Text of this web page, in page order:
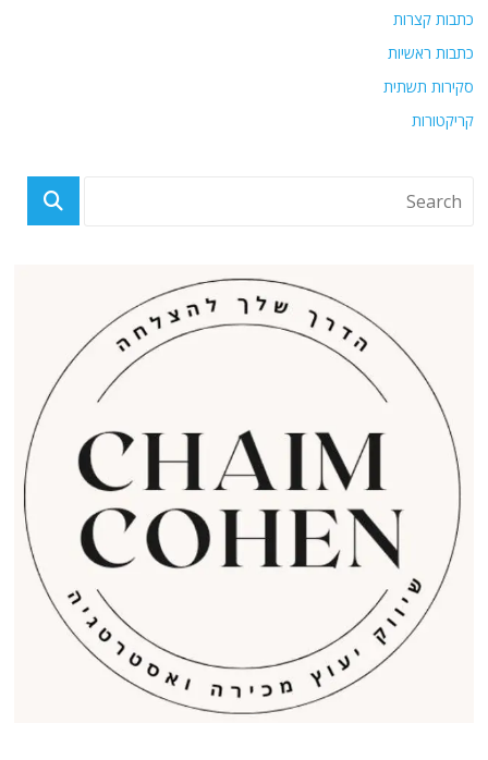
כתבות קצרות
כתבות ראשיות
סקירות תשתית
קריקטורות